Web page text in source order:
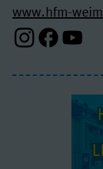
www.hfm-
Instagram-